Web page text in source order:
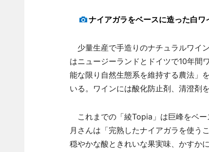
ナイアガラをベースに造った白
少量生産で手造りのナチュラルワイ
はニュージーランドとドイツで10年間
能な限り自然生態系を維持する農法」
いる。ワインには酸化防止剤、清澄剤
これまでの「綾Topia」は巨峰をベー
月さんは「完熟したナイアガラを使う
穏やかな酸ときれいな果実味、かすか